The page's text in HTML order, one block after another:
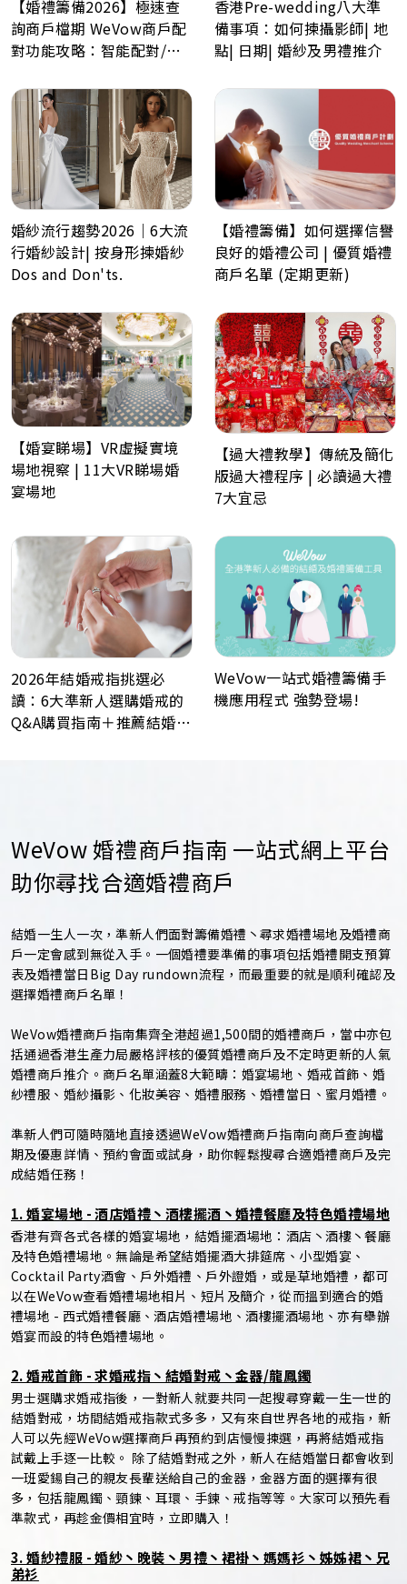
【婚禮籌備2026】極速查
詢商戶檔期 WeVow商戶配
對功能攻略：智能配對/一
香港Pre-wedding八大準
備事項：如何揀攝影師| 地
點| 日期| 婚紗及男禮推介
婚紗流行趨勢2026｜6大流
行婚紗設計| 按身形揀婚紗
Dos and Don'ts.
【婚禮籌備】如何選擇信譽
良好的婚禮公司 | 優質婚禮
商戶名單 (定期更新)
【婚宴睇場】VR虛擬實境
場地視察 | 11大VR睇場婚
宴場地
【過大禮教學】傳統及簡化
版過大禮程序 | 必讀過大禮
7大宜忌
2026年結婚戒指挑選必
讀：6大準新人選購婚戒的
Q&A購買指南＋推薦結婚戒
WeVow一站式婚禮籌備手
機應用程式 強勢登場!
WeVow 婚禮商戶指南 一站式網上平台
助你尋找合適婚禮商戶
結婚一生人一次，準新人們面對籌備婚禮丶尋求婚禮場地及婚禮商
戶一定會感到無從入手。一個婚禮要準備的事項包括婚禮開支預算
表及婚禮當日Big Day rundown流程，而最重要的就是順利確認及
選擇婚禮商戶名單！
WeVow婚禮商戶指南集齊全港超過1,500間的婚禮商戶，當中亦包
括通過香港生產力局嚴格評核的優質婚禮商戶及不定時更新的人氣
婚禮商戶推介。商戶名單涵蓋8大範疇：婚宴場地、婚戒首飾、婚
紗禮服、婚紗攝影、化妝美容、婚禮服務、婚禮當日、蜜月婚禮。
準新人們可隨時隨地直接透過WeVow婚禮商戶指南向商戶查詢檔
期及優惠詳情、預約會面或試身，助你輕鬆搜尋合適婚禮商戶及完
成結婚任務！
1. 婚宴場地 - 酒店婚禮丶酒樓擺酒丶婚禮餐廳及特色婚禮場地
香港有齊各式各樣的婚宴場地，結婚擺酒場地：酒店丶酒樓丶餐廳
及特色婚禮場地。無論是希望結婚擺酒大排筵席、小型婚宴、
Cocktail Party酒會、戶外婚禮、戶外證婚，或是草地婚禮，都可
以在WeVow查看婚禮場地相片、短片及簡介，從而搵到適合的婚
禮場地 - 西式婚禮餐廳、酒店婚禮場地、酒樓擺酒場地、亦有舉辦
婚宴而設的特色婚禮場地。
2. 婚戒首飾 - 求婚戒指丶結婚對戒丶金器/龍鳳鐲
男士選購求婚戒指後，一對新人就要共同一起搜尋穿戴一生一世的
結婚對戒，坊間結婚戒指款式多多，又有來自世界各地的戒指，新
人可以先經WeVow選擇商戶再預約到店慢慢揀選，再將結婚戒指
試戴上手逐一比較。 除了結婚對戒之外，新人在結婚當日都會收到
一班愛鍚自己的親友長輩送給自己的金器，金器方面的選擇有很
多，包括龍鳳鐲、頸鍊、耳環、手鍊、戒指等等。大家可以預先看
準款式，再趁金價相宜時，立即購入！
3. 婚紗禮服 - 婚紗丶晚裝丶男禮丶裙褂丶媽媽衫丶姊姊裙丶兄
弟衫